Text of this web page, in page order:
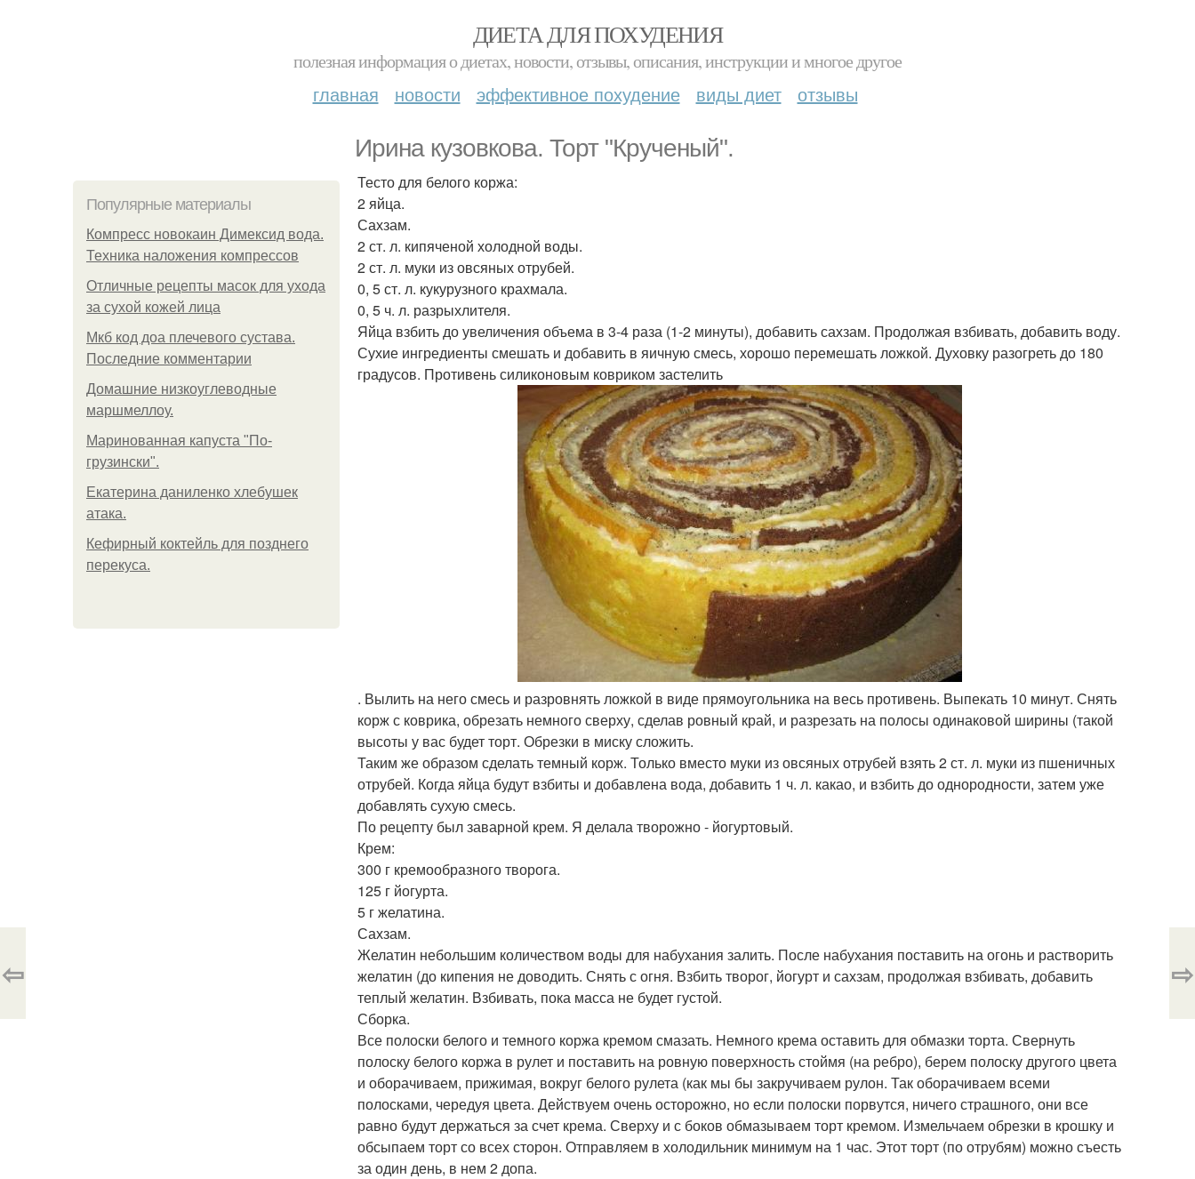
ДИЕТА ДЛЯ ПОХУДЕНИЯ
полезная информация о диетах, новости, отзывы, описания, инструкции и многое другое
главная новости эффективное похудение виды диет отзывы
Ирина кузовкова. Торт "Крученый".
Популярные материалы
Компресс новокаин Димексид вода.
Техника наложения компрессов
Отличные рецепты масок для ухода
за сухой кожей лица
Мкб код доа плечевого сустава.
Последние комментарии
Домашние низкоуглеводные
маршмеллоу.
Маринованная капуста "По-
грузински".
Екатерина даниленко хлебушек
атака.
Кефирный коктейль для позднего
перекуса.
Тесто для белого коржа:
2 яйца.
Сахзам.
2 ст. л. кипяченой холодной воды.
2 ст. л. муки из овсяных отрубей.
0, 5 ст. л. кукурузного крахмала.
0, 5 ч. л. разрыхлителя.
Яйца взбить до увеличения объема в 3-4 раза (1-2 минуты), добавить сахзам. Продолжая взбивать, добавить воду.
Сухие ингредиенты смешать и добавить в яичную смесь, хорошо перемешать ложкой. Духовку разогреть до 180
градусов. Противень силиконовым ковриком застелить
. Вылить на него смесь и разровнять ложкой в виде прямоугольника на весь противень. Выпекать 10 минут. Снять
корж с коврика, обрезать немного сверху, сделав ровный край, и разрезать на полосы одинаковой ширины (такой
высоты у вас будет торт. Обрезки в миску сложить.
Таким же образом сделать темный корж. Только вместо муки из овсяных отрубей взять 2 ст. л. муки из пшеничных
отрубей. Когда яйца будут взбиты и добавлена вода, добавить 1 ч. л. какао, и взбить до однородности, затем уже
добавлять сухую смесь.
По рецепту был заварной крем. Я делала творожно - йогуртовый.
Крем:
300 г кремообразного творога.
125 г йогурта.
5 г желатина.
Сахзам.
Желатин небольшим количеством воды для набухания залить. После набухания поставить на огонь и растворить
желатин (до кипения не доводить. Снять с огня. Взбить творог, йогурт и сахзам, продолжая взбивать, добавить
теплый желатин. Взбивать, пока масса не будет густой.
Сборка.
Все полоски белого и темного коржа кремом смазать. Немного крема оставить для обмазки торта. Свернуть
полоску белого коржа в рулет и поставить на ровную поверхность стоймя (на ребро), берем полоску другого цвета
и оборачиваем, прижимая, вокруг белого рулета (как мы бы закручиваем рулон. Так оборачиваем всеми
полосками, чередуя цвета. Действуем очень осторожно, но если полоски порвутся, ничего страшного, они все
равно будут держаться за счет крема. Сверху и с боков обмазываем торт кремом. Измельчаем обрезки в крошку и
обсыпаем торт со всех сторон. Отправляем в холодильник минимум на 1 час. Этот торт (по отрубям) можно съесть
за один день, в нем 2 допа.
⇦ ⇨